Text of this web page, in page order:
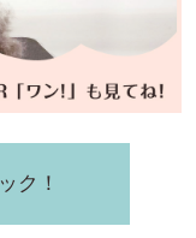
ク！